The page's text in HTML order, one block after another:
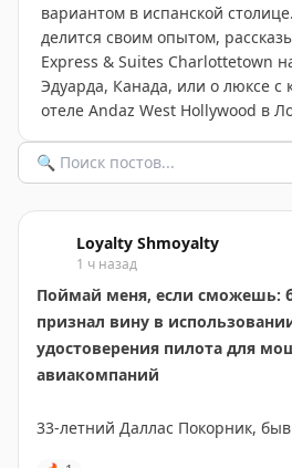
вариантом в испанской
делится своим опытом,
Express & Suites Charlottetown
Эдуарда, Канада, или о люксе с
отеле Andaz West Hollywood в
Loyalty Shmoyalty
1 ч назад
Поймай меня, если сможешь:
признал вину в
удостоверения пилота для
авиакомпаний
33-летний Даллас Покорник,